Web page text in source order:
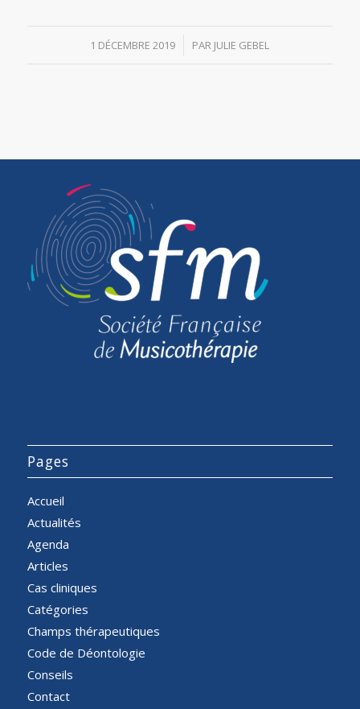
1 DÉCEMBRE 2019
/ PAR JULIE GEBEL
Pages
Accueil
Actualités
Agenda
Articles
Cas cliniques
Catégories
Champs thérapeutiques
Code de Déontologie
Conseils
Contact